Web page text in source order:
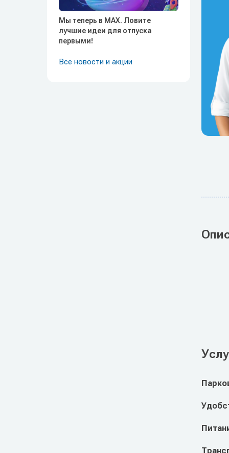
Мы теперь в MAX. Ловите
лучшие идеи для отпуска
первыми!
Все новости и акции